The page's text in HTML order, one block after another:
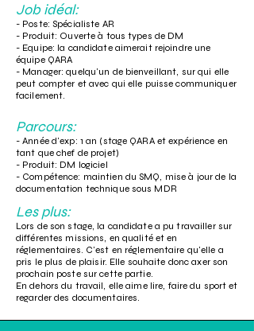
Job idéal:
- Poste: Spécialiste AR
- Produit: Ouverte à tous types de DM
- Equipe: la candidate aimerait rejoindre une
équipe QARA
- Manager: quelqu'un de bienveillant, sur qui elle
peut compter et avec qui elle puisse communiquer
facilement.
Parcours:
- Année d'exp: 1 an (stage QARA et expérience en
tant que chef de projet)
- Produit: DM logiciel
- Compétence: maintien du SMQ, mise à jour de la
documentation technique sous MDR
Les plus:
Lors de son stage, la candidate a pu travailler sur
différentes missions, en qualité et en
réglementaires. C'est en réglementaire qu'elle a
pris le plus de plaisir. Elle souhaite donc axer son
prochain poste sur cette partie.
En dehors du travail, elle aime lire, faire du sport et
regarder des documentaires.